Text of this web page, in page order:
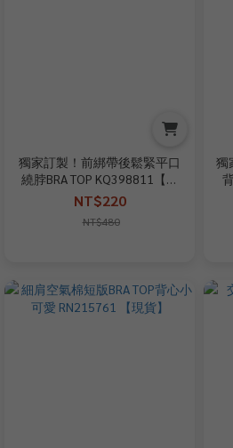
獨家訂製！前綁帶後鬆緊平口
繞脖BRA TOP KQ398811【現
貨】
NT$220
NT$480
獨